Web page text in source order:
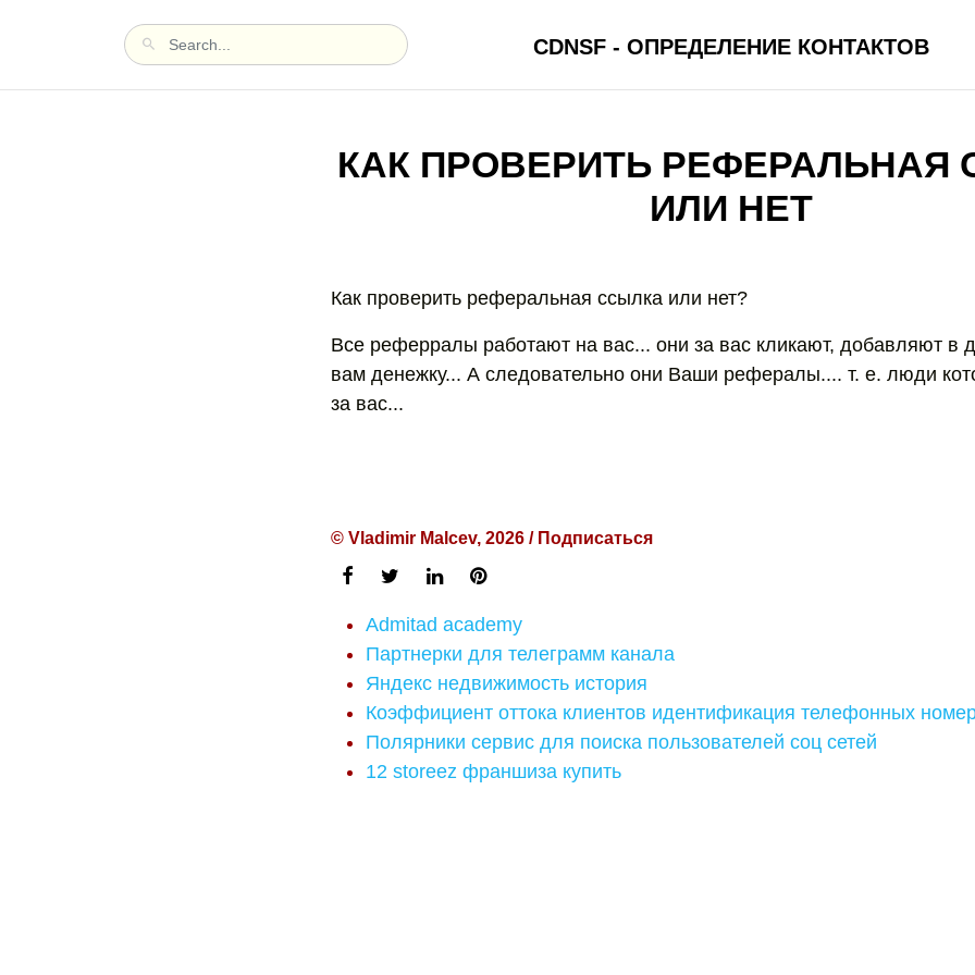
CDNSF - ОПРЕДЕЛЕНИЕ КОНТАКТОВ
КАК ПРОВЕРИТЬ РЕФЕРАЛЬНАЯ
ИЛИ НЕТ
Как проверить реферальная ссылка или нет?
Все реферралы работают на вас... они за вас кликают, добавляют в
вам денежку... А следовательно они Ваши рефералы.... т. е. люди
за вас...
© Vladimir Malcev, 2026 / Подписаться
Admitad academy
Партнерки для телеграмм канала
Яндекс недвижимость история
Коэффициент оттока клиентов идентификация телефонных
Полярники сервис для поиска пользователей соц сетей
12 storeez франшиза купить